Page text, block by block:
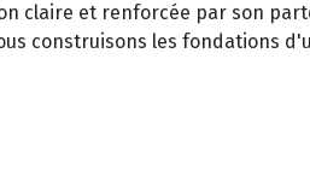
claire et renforcée par son
construisons les fondations